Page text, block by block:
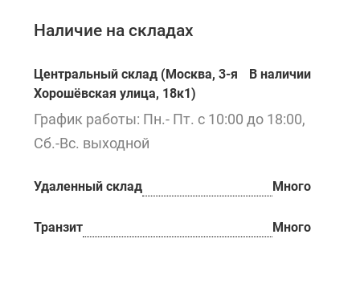
Наличие на складах
Центральный склад (Москва, 3-я
Хорошёвская улица, 18к1)
В наличии
График работы: Пн.- Пт. с 10:00 до 18:00,
Сб.-Вс. выходной
Удаленный склад Много
Транзит Много